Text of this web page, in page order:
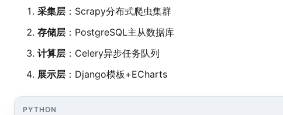
采集层 ：Scrapy分布式爬虫集群
存储层 ：PostgreSQL主从数据库
计算层 ：Celery异步任务队列
展示层 ：Django模板+ECharts
PYTHON